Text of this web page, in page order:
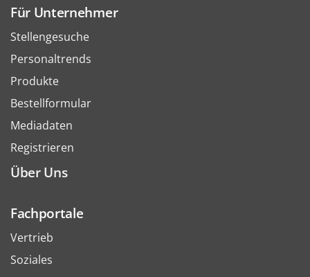
Für Unternehmer
Stellengesuche
Personaltrends
Produkte
Bestellformular
Mediadaten
Registrieren
Über Uns
Fachportale
Vertrieb
Soziales